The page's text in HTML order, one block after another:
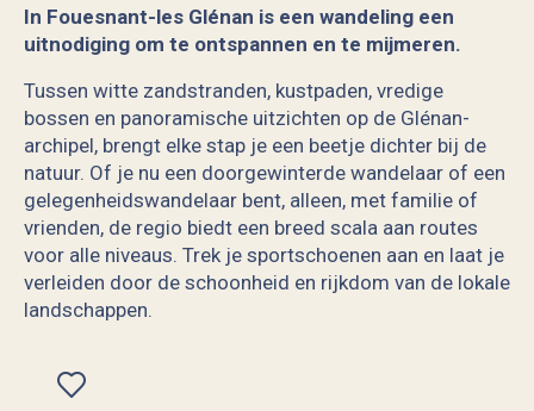
In Fouesnant-les Glénan is een wandeling een
uitnodiging om te ontspannen en te mijmeren.
Tussen witte zandstranden, kustpaden, vredige
bossen en panoramische uitzichten op de Glénan-
archipel, brengt elke stap je een beetje dichter bij de
natuur. Of je nu een doorgewinterde wandelaar of een
gelegenheidswandelaar bent, alleen, met familie of
vrienden, de regio biedt een breed scala aan routes
voor alle niveaus. Trek je sportschoenen aan en laat je
verleiden door de schoonheid en rijkdom van de lokale
landschappen.